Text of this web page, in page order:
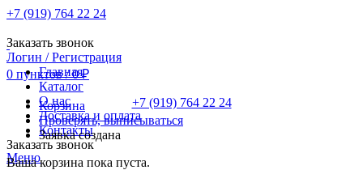
+7 (919) 764 22 24
Заказать звонок
Логин / Регистрация
0 пунктов / 0₽
+7 (919) 764 22 24
Заказать звонок
Главная
Каталог
О нас
Доставка и оплата
Контакты
Меню
Корзина
Проверять, выписываться
Заявка создана
Ваша корзина пока пуста.